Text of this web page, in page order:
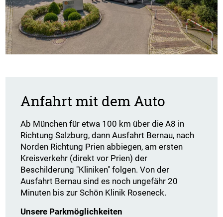
Anfahrt mit dem Auto
Ab München für etwa 100 km über die A8 in
Richtung Salzburg, dann Ausfahrt Bernau, nach
Norden Richtung Prien abbiegen, am ersten
Kreisverkehr (direkt vor Prien) der
Beschilderung "Kliniken" folgen. Von der
Ausfahrt Bernau sind es noch ungefähr 20
Minuten bis zur Schön Klinik Roseneck.
Unsere Parkmöglichkeiten